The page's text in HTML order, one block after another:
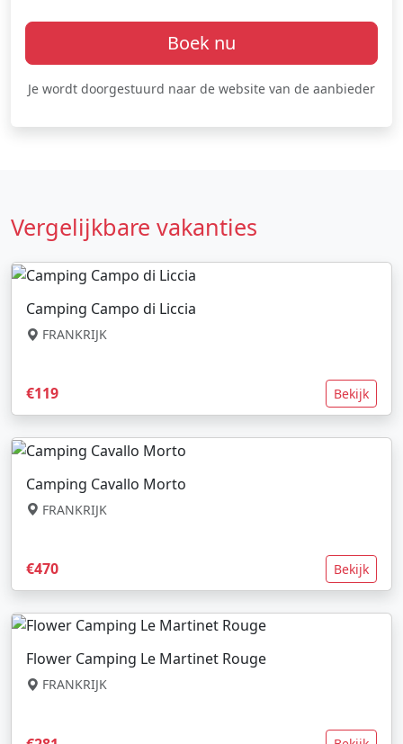
Boek nu
Je wordt doorgestuurd naar de website van de aanbieder
Vergelijkbare vakanties
Camping Campo di Liccia
FRANKRIJK
€119 Bekijk
Camping Cavallo Morto
FRANKRIJK
€470 Bekijk
Flower Camping Le Martinet Rouge
FRANKRIJK